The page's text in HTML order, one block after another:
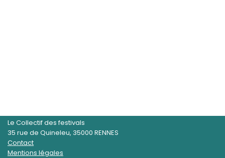
Le Collectif des festivals
35 rue de Quineleu, 35000 RENNES
Contact
Mentions légales